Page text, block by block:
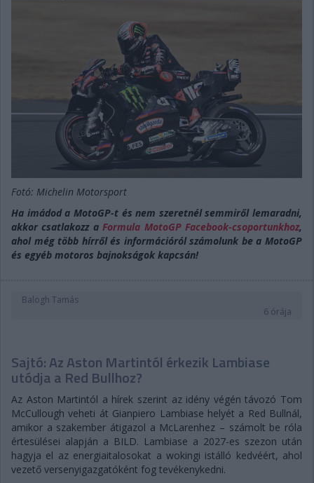
Fotó: Michelin Motorsport
Ha imádod a MotoGP-t és nem szeretnél semmiről lemaradni,
akkor csatlakozz aFormula MotoGP Facebook-csoportunkhoz,
ahol még több hírről és információról számolunk be a MotoGP
és egyéb motoros bajnokságok kapcsán!
Balogh Tamás
6 órája
Sajtó: Az Aston Martintól érkezik Lambiase
utódja a Red Bullhoz?
Az Aston Martintól a hírek szerint az idény végén távozó Tom
McCullough veheti át Gianpiero Lambiase helyét a Red Bullnál,
amikor a szakember átigazol a McLarenhez – számolt be róla
értesülései alapján a BILD. Lambiase a 2027-es szezon után
hagyja el az energiaitalosokat a wokingi istálló kedvéért, ahol
vezető versenyigazgatóként fog tevékenykedni.